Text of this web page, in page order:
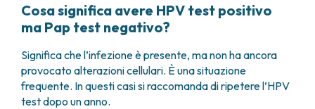
Cosa significa avere HPV test positivo
ma Pap test negativo?
Significa che l’infezione è presente, ma non ha ancora
provocato alterazioni cellulari. È una situazione
frequente. In questi casi si raccomanda di ripetere l’HPV
test dopo un anno.